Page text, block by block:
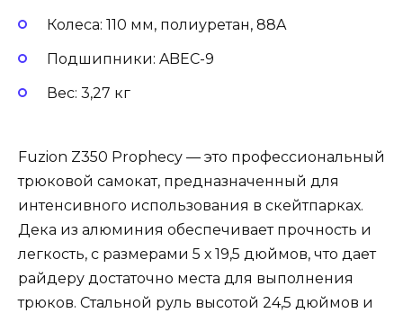
Колеса: 110 мм, полиуретан, 88A
Подшипники: ABEC-9
Вес: 3,27 кг
Fuzion Z350 Prophecy — это профессиональный
трюковой самокат, предназначенный для
интенсивного использования в скейтпарках.
Дека из алюминия обеспечивает прочность и
легкость, с размерами 5 х 19,5 дюймов, что дает
райдеру достаточно места для выполнения
трюков. Стальной руль высотой 24,5 дюймов и